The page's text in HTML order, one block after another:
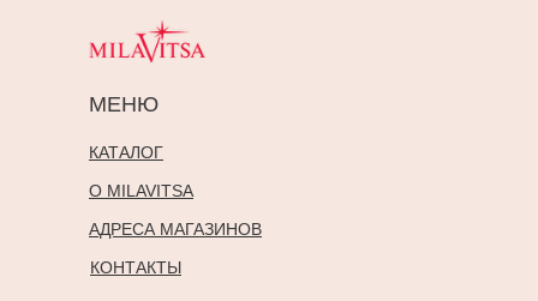
КАТАЛОГ
О MILAVITSA
АДРЕСА МАГАЗИНОВ
КОНТАКТЫ
МЕНЮ